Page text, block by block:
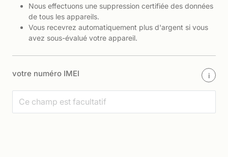
Nous effectuons une suppression certifiée des données
de tous les appareils.
Vous recevrez automatiquement plus d'argent si vous
avez sous-évalué votre appareil.
votre numéro IMEI i